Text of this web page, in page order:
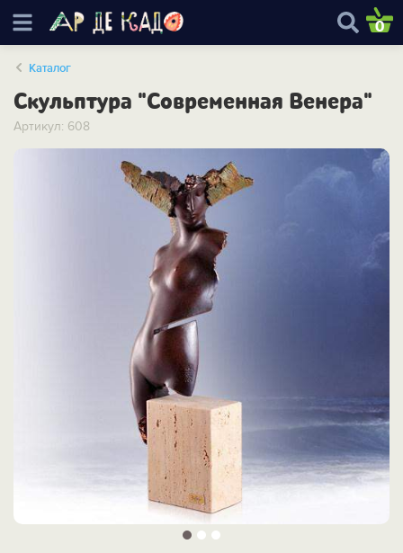
0
Каталог
Скульптура "Современная Венера"
Артикул: 608